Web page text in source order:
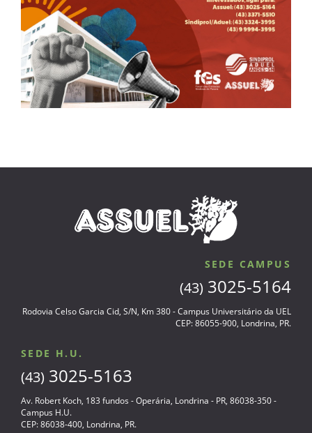
SEDE CAMPUS
(43) 3025-5164
Rodovia Celso Garcia Cid, S/N, Km 380 - Campus Universitário da UEL
CEP: 86055-900, Londrina, PR.
SEDE H.U.
(43) 3025-5163
Av. Robert Koch, 183 fundos - Operária, Londrina - PR, 86038-350 -
Campus H.U.
CEP: 86038-400, Londrina, PR.